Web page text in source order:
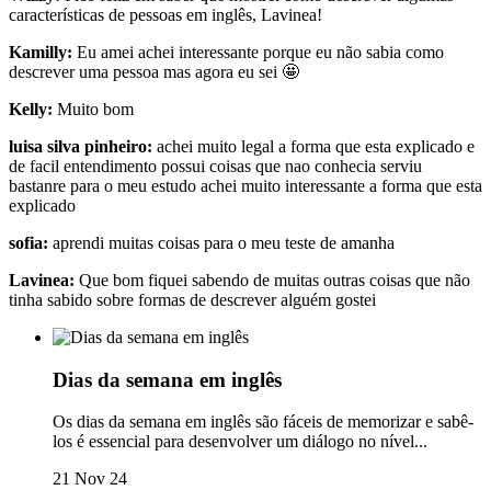
características de pessoas em inglês, Lavinea!
Kamilly: Eu amei achei interessante porque eu não sabia como
descrever uma pessoa mas agora eu sei 🤩
Kelly: Muito bom
luisa silva pinheiro: achei muito legal a forma que esta explicado e
de facil entendimento possui coisas que nao conhecia serviu
bastanre para o meu estudo achei muito interessante a forma que esta
explicado
sofia: aprendi muitas coisas para o meu teste de amanha
Lavinea: Que bom fiquei sabendo de muitas outras coisas que não
tinha sabido sobre formas de descrever alguém gostei
Dias da semana em inglês
Os dias da semana em inglês são fáceis de memorizar e sabê-
los é essencial para desenvolver um diálogo no nível...
21 Nov 24